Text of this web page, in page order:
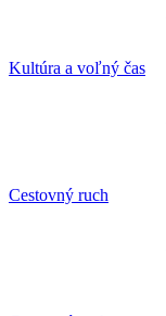
Kultúra a voľný čas
Cestovný ruch